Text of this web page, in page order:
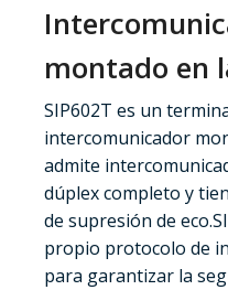
montado en
SIP602T es un
intercomunicador
admite
dúplex completo y
de supresión de
propio protocolo de
para garantizar la